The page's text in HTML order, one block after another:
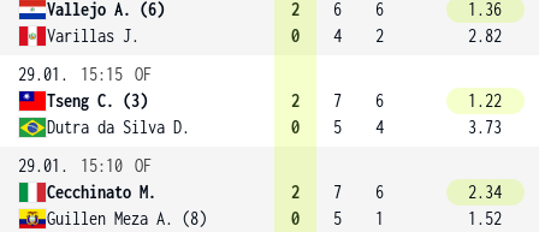
Vallejo A. (6)
Varillas J.
2
0
6
4
6
2
1.36
2.82
29.01.
15:15 OF
Tseng C. (3)
Dutra da Silva D.
2
0
7
5
6
4
1.22
3.73
29.01.
15:10 OF
Cecchinato M.
Guillen Meza A. (8)
2
0
7
5
6
1
2.34
1.52